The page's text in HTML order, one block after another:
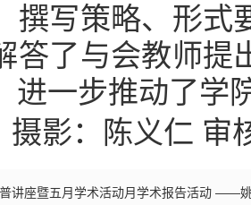
撰写策略、形式
答了与会教师提
进一步推动了学
摄影：陈义仁 审
讲座暨五月学术活动月学术报告活动 ——